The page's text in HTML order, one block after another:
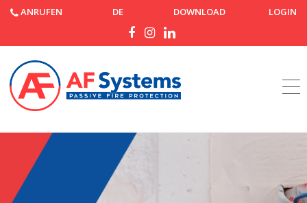
ANRUFEN DE DOWNLOAD LOGIN
Startseite